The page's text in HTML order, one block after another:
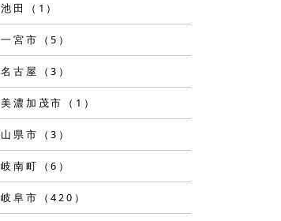
池田（1）
一宮市（5）
名古屋（3）
美濃加茂市（1）
山県市（3）
岐南町（6）
岐阜市（420）